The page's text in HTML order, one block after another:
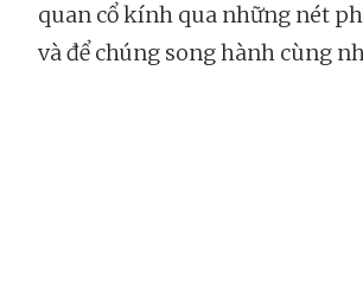
quan cổ kính qua những nét
và để chúng song hành cùng